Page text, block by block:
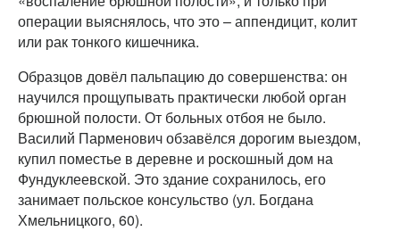
операции выяснялось, что это – аппендицит, колит
или рак тонкого кишечника.
Образцов довёл пальпацию до совершенства: он
научился прощупывать практически любой орган
брюшной полости. От больных отбоя не было.
Василий Парменович обзавёлся дорогим выездом,
купил поместье в деревне и роскошный дом на
Фундуклеевской. Это здание сохранилось, его
занимает польское консульство (ул. Богдана
Хмельницкого, 60).